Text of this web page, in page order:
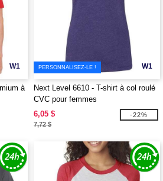
W1
à
W1
PERSONNALISEZ-LE !
Next Level 6610 - T-shirt à col roulé
CVC pour femmes
6,05 $
7,72 $
-22%